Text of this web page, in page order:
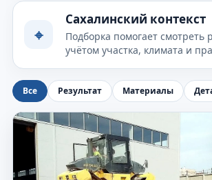
⌖
Сахалинский контекст
Подборка помогает смотреть
учётом участка, климата и
Все Результат Материалы